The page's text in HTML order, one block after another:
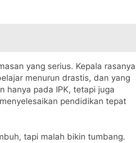
yang serius. Kepala rasanya
menurun drastis, dan yang
hanya pada IPK, tetapi juga
pendidikan tepat
tapi malah bikin tumbang.